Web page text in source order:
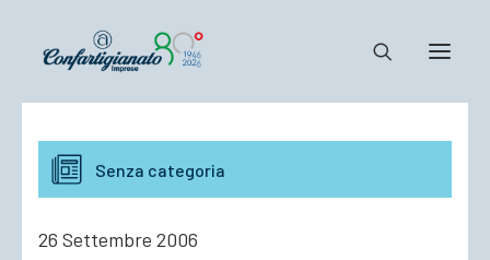
Notizie e Documenti
Confartigianato
Senza categoria
26 Settembre 2006